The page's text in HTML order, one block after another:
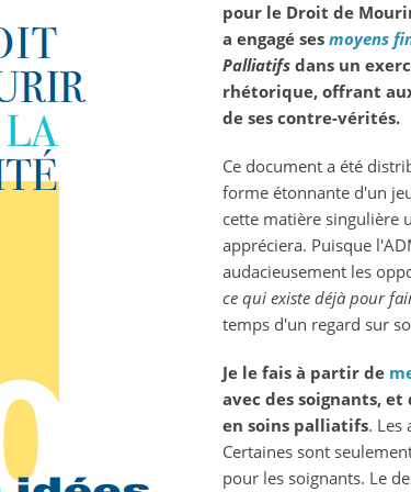
pour le Droit de
a engagé ses moyens
Palliatifs dans un
rhétorique, offrant
de ses contre-vérités.
Ce document a été
forme étonnante d'un
cette matière singulière
appréciera. Puisque
audacieusement les
ce qui existe déjà pour
temps d'un regard sur
Je le fais à partir de
avec des soignants,
en soins palliatifs. Les
Certaines sont
pour les soignants. Le